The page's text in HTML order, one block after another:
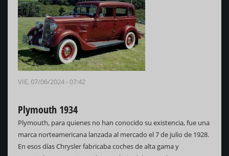
VIE, 07/06/2024 - 07:42
Plymouth 1934
Plymouth, para quienes no han conocido su existencia, fue una
marca norteamericana lanzada al mercado el 7 de julio de 1928.
En esos días Chrysler fabricaba coches de alta gama y